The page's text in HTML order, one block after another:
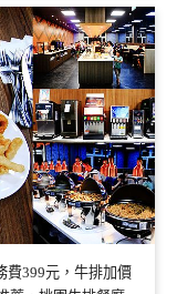
費399元，牛排加價